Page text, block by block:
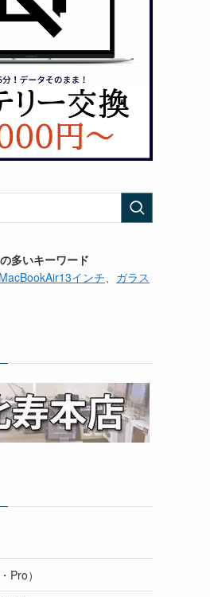
多いキーワード
MacBookAir13インチ、 ガラス
Pro）